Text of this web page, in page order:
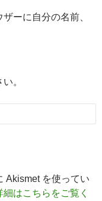
ーに自分の名前、
。
Akismet を使ってい
はこちらをご覧く